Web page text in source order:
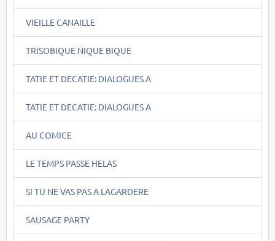
VIEILLE CANAILLE
TRISOBIQUE NIQUE BIQUE
TATIE ET DECATIE: DIALOGUES A
TATIE ET DECATIE: DIALOGUES A
AU COMICE
LE TEMPS PASSE HELAS
SI TU NE VAS PAS A LAGARDERE
SAUSAGE PARTY